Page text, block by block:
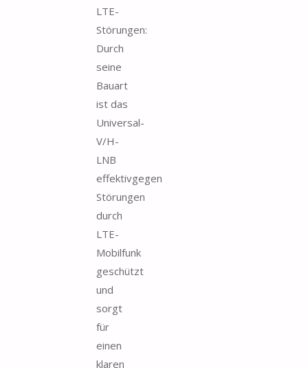
LTE-
Störungen:
Durch
seine
Bauart
ist das
Universal-
V/H-
LNB
effektivgegen
Störungen
durch
LTE-
Mobilfunk
geschützt
und
sorgt
für
einen
klaren